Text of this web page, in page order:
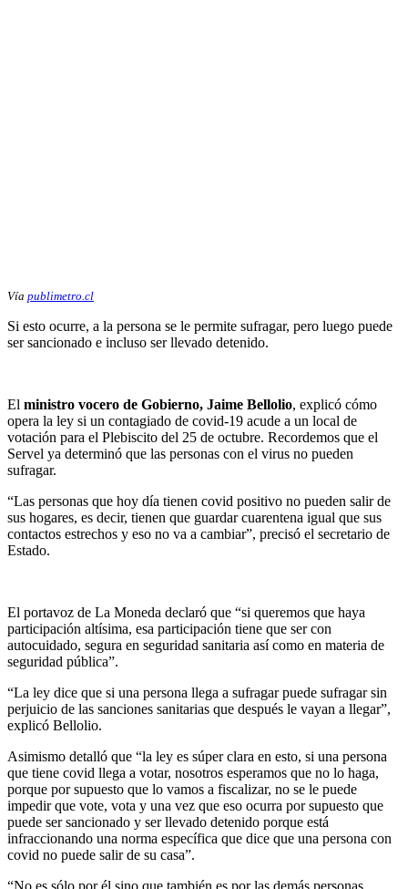
Vía publimetro.cl
Si esto ocurre, a la persona se le permite sufragar, pero luego puede
ser sancionado e incluso ser llevado detenido.
El ministro vocero de Gobierno, Jaime Bellolio, explicó cómo
opera la ley si un contagiado de covid-19 acude a un local de
votación para el Plebiscito del 25 de octubre. Recordemos que el
Servel ya determinó que las personas con el virus no pueden
sufragar.
“Las personas que hoy día tienen covid positivo no pueden salir de
sus hogares, es decir, tienen que guardar cuarentena igual que sus
contactos estrechos y eso no va a cambiar”, precisó el secretario de
Estado.
El portavoz de La Moneda declaró que “si queremos que haya
participación altísima, esa participación tiene que ser con
autocuidado, segura en seguridad sanitaria así como en materia de
seguridad pública”.
“La ley dice que si una persona llega a sufragar puede sufragar sin
perjuicio de las sanciones sanitarias que después le vayan a llegar”,
explicó Bellolio.
Asimismo detalló que “la ley es súper clara en esto, si una persona
que tiene covid llega a votar, nosotros esperamos que no lo haga,
porque por supuesto que lo vamos a fiscalizar, no se le puede
impedir que vote, vota y una vez que eso ocurra por supuesto que
puede ser sancionado y ser llevado detenido porque está
infraccionando una norma específica que dice que una persona con
covid no puede salir de su casa”.